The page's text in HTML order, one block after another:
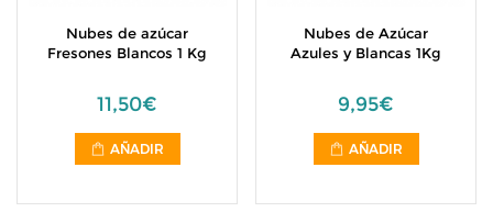
Nubes de azúcar
Fresones Blancos 1 Kg
11,50€
AÑADIR
Nubes de Azúcar
Azules y Blancas 1Kg
9,95€
AÑADIR